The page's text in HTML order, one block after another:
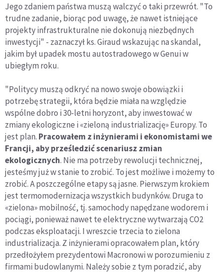
Jego zdaniem państwa muszą walczyć o taki przewrót. "To
trudne zadanie, biorąc pod uwagę, że nawet istniejące
projekty infrastrukturalne nie dokonują niezbędnych
inwestycji" - zaznaczył ks. Giraud wskazując na skandal,
jakim był upadek mostu autostradowego w Genui w
ubiegłym roku.
"Politycy muszą odkryć na nowo swoje obowiązki i
potrzebę strategii, która będzie miała na względzie
wspólne dobro i 30-letni horyzont, aby inwestować w
zmiany ekologiczne i «zieloną industrializację» Europy. To
jest plan. Pracowałem z inżynierami i ekonomistami we
Francji, aby prześledzić scenariusz zmian
ekologicznych. Nie ma potrzeby rewolucji technicznej,
jesteśmy już w stanie to zrobić. To jest możliwe i możemy to
zrobić. A poszczególne etapy są jasne. Pierwszym krokiem
jest termomodernizacja wszystkich budynków. Druga to
«zielona» mobilność, tj. samochody napędzane wodorem i
pociągi, ponieważ nawet te elektryczne wytwarzają CO2
podczas eksploatacji. I wreszcie trzecia to zielona
industrializacja. Z inżynierami opracowałem plan, który
przedłożyłem prezydentowi Macronowi w porozumieniu z
firmami budowlanymi. Należy sobie z tym poradzić, aby